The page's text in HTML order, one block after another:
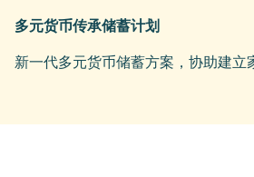
多元货币传承储蓄计划
新一代多元货币储蓄方案，协助建立